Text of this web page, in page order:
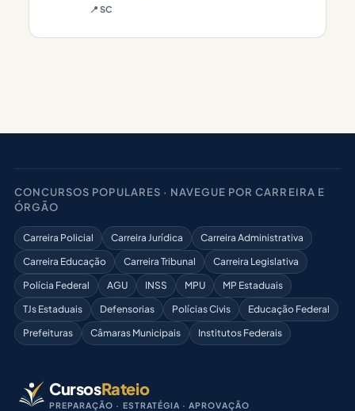
📍 SC
CONCURSOS POPULARES · NAVEGUE POR CARREIRA E
ÓRGÃO
Carreira Policial Carreira Jurídica
Carreira Administrativa
Carreira Educação
Carreira Tribunal
Carreira Legislativa
Polícia Federal
AGU INSS MPU
MP Estaduais
TJs Estaduais
Defensorias Polícias Civis
Educação Federal
Prefeituras
Câmaras Municipais Institutos Federais
CursosRateio
PREPARAÇÃO · ESTRATÉGIA · APROVAÇÃO